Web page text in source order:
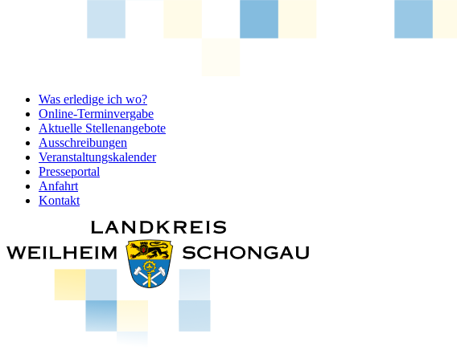
Was erledige ich wo?
Online-Terminvergabe
Aktuelle Stellenangebote
Ausschreibungen
Veranstaltungskalender
Presseportal
Anfahrt
Kontakt